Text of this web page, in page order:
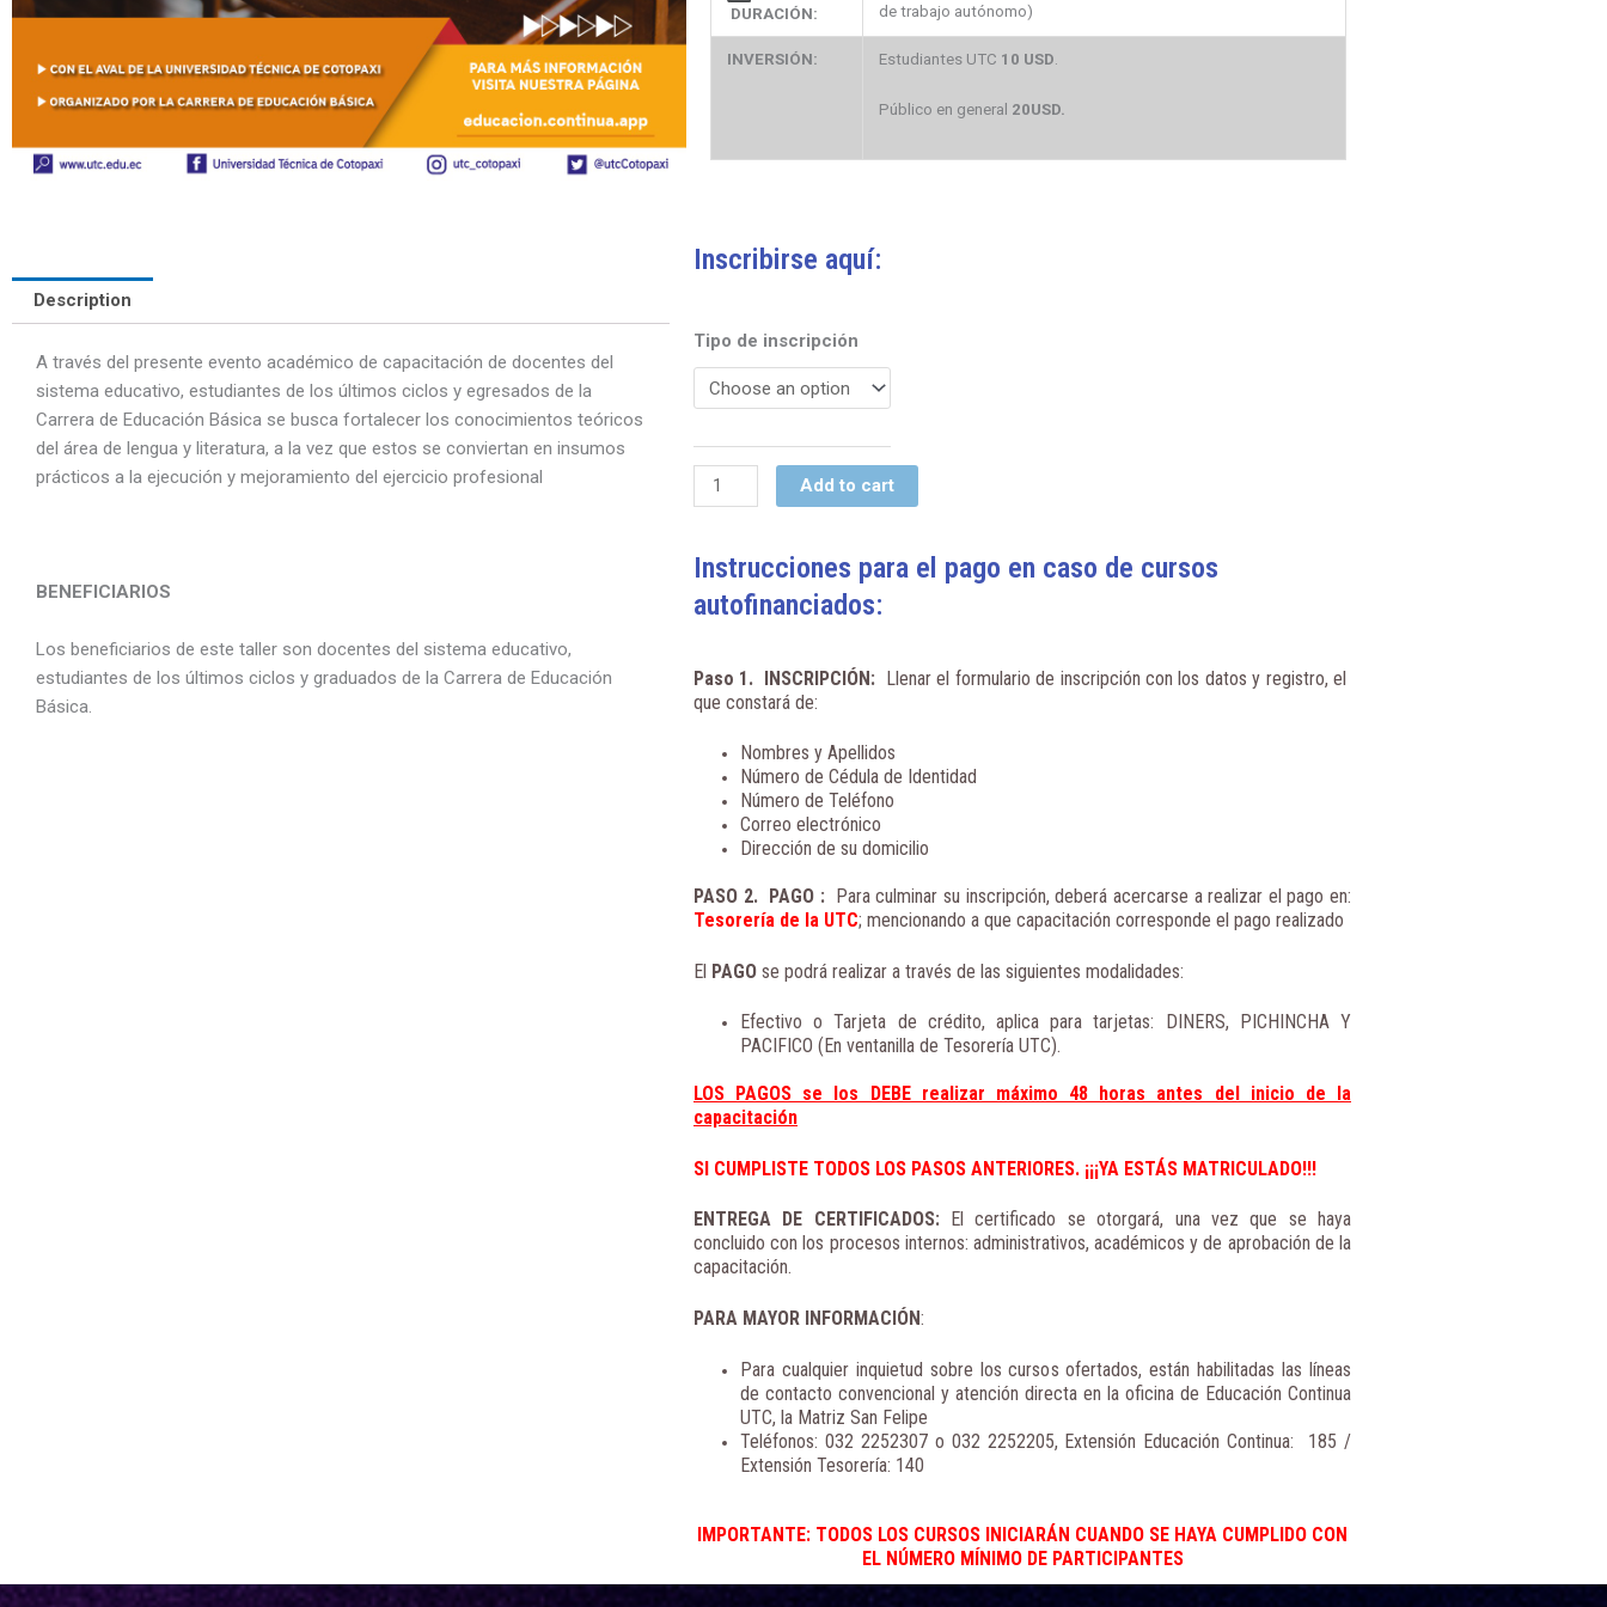
DURACIÓN:
de trabajo autónomo)
INVERSIÓN: Estudiantes UTC 10 USD
Público en general 20USD.
Description
A través del presente evento académico de capacitación de docentes del
sistema educativo, estudiantes de los últimos ciclos y egresados de la
Carrera de Educación Básica se busca fortalecer los conocimientos teóricos
del área de lengua y literatura, a la vez que estos se conviertan en insumos
prácticos a la ejecución y mejoramiento del ejercicio profesional
BENEFICIARIOS
Los beneficiarios de este taller son docentes del sistema educativo,
estudiantes de los últimos ciclos y graduados de la Carrera de Educación
Básica.
Inscribirse aquí:
Tipo de inscripción
"DESARROLLO
DE
MACRO
DE
LENGUA
Y
EN
EDUCACIÓN
quantity
Add to cart
Instrucciones para el pago en caso de cursos
autofinanciados:
Paso 1. INSCRIPCIÓN: Llenar el formulario de inscripción con los datos y registro, el
que constará de:
Nombres y Apellidos
Número de Cédula de Identidad
Número de Teléfono
Correo electrónico
Dirección de su domicilio
PASO 2. PAGO :Para culminar su inscripción, deberá acercarse a realizar el pago en:
Tesorería de la UTC; mencionando a que capacitación corresponde el pago realizado
El PAGO se podrá realizar a través de las siguientes modalidades:
Efectivo o Tarjeta de crédito, aplica para tarjetas: DINERS, PICHINCHA Y
PACIFICO (En ventanilla de Tesorería UTC).
LOS PAGOS se los DEBE realizar máximo 48 horas antes del inicio de la
capacitación
SI CUMPLISTE TODOS LOS PASOS ANTERIORES. ¡¡¡YA ESTÁS MATRICULADO!!!
ENTREGA DE CERTIFICADOS:
El certificado se otorgará, una vez que se haya
concluido con los procesos internos: administrativos, académicos y de aprobación de la
capacitación.
PARA MAYOR INFORMACIÓN:
Para cualquier inquietud sobre los cursos ofertados, están habilitadas las líneas
de contacto convencional y atención directa en la oficina de Educación Continua
UTC, la Matriz San Felipe
Teléfonos: 032 2252307 o 032 2252205, Extensión Educación Continua: 185 /
Extensión Tesorería: 140
IMPORTANTE: TODOS LOS CURSOS INICIARÁN CUANDO SE HAYA CUMPLIDO CON
EL NÚMERO MÍNIMO DE PARTICIPANTES